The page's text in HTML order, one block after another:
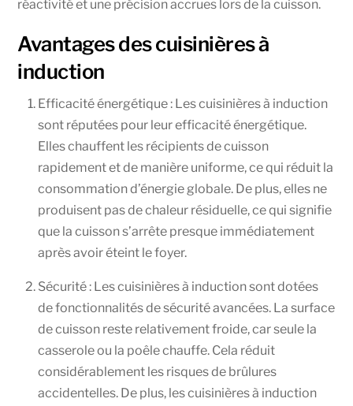
réactivité et une précision accrues lors de la cuisson.
Avantages des cuisinières à
induction
Efficacité énergétique : Les cuisinières à induction
sont réputées pour leur efficacité énergétique.
Elles chauffent les récipients de cuisson
rapidement et de manière uniforme, ce qui réduit la
consommation d’énergie globale. De plus, elles ne
produisent pas de chaleur résiduelle, ce qui signifie
que la cuisson s’arrête presque immédiatement
après avoir éteint le foyer.
Sécurité : Les cuisinières à induction sont dotées
de fonctionnalités de sécurité avancées. La surface
de cuisson reste relativement froide, car seule la
casserole ou la poêle chauffe. Cela réduit
considérablement les risques de brûlures
accidentelles. De plus, les cuisinières à induction